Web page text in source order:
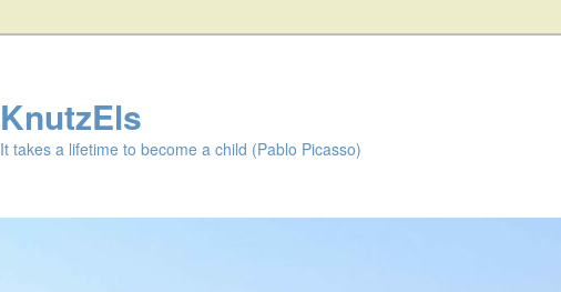
KnutzEls
It takes a lifetime to become a child (Pablo Picasso)